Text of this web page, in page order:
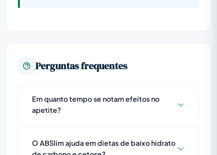
Perguntas frequentes
Em quanto tempo se notam efeitos no
apetite?
O ABSlim ajuda em dietas de baixo hidrato